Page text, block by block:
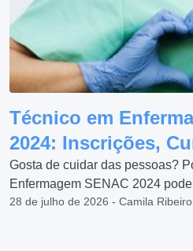
Técnico em
2024: Inscrições,
Gosta de cuidar das pessoas?
Enfermagem SENAC 2024 pode
28 de julho de 2026 - Camila Ribeiro